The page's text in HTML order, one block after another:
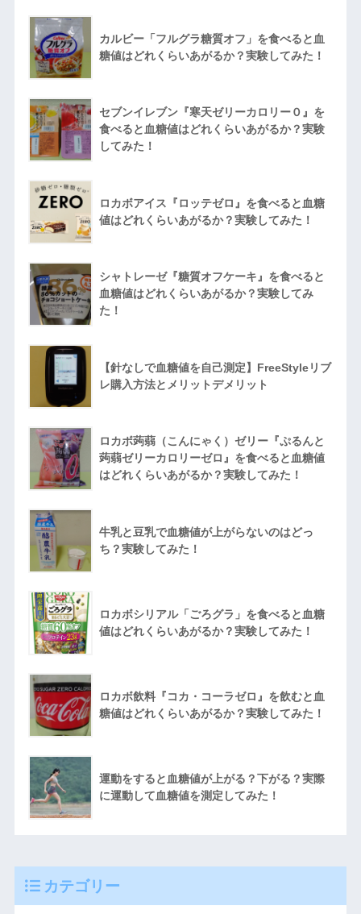
カルビー「フルグラ糖質オフ」を食べると血
糖値はどれくらいあがるか？実験してみた！
セブンイレブン『寒天ゼリーカロリー０』を
食べると血糖値はどれくらいあがるか？実験
してみた！
ロカボアイス『ロッテゼロ』を食べると血糖
値はどれくらいあがるか？実験してみた！
シャトレーゼ『糖質オフケーキ』を食べると
血糖値はどれくらいあがるか？実験してみ
た！
【針なしで血糖値を自己測定】FreeStyleリブ
レ購入方法とメリットデメリット
ロカボ蒟蒻（こんにゃく）ゼリー『ぷるんと
蒟蒻ゼリーカロリーゼロ』を食べると血糖値
はどれくらいあがるか？実験してみた！
牛乳と豆乳で血糖値が上がらないのはどっ
ち？実験してみた！
ロカボシリアル「ごろグラ」を食べると血糖
値はどれくらいあがるか？実験してみた！
ロカボ飲料『コカ・コーラゼロ』を飲むと血
糖値はどれくらいあがるか？実験してみた！
運動をすると血糖値が上がる？下がる？実際
に運動して血糖値を測定してみた！
カテゴリー